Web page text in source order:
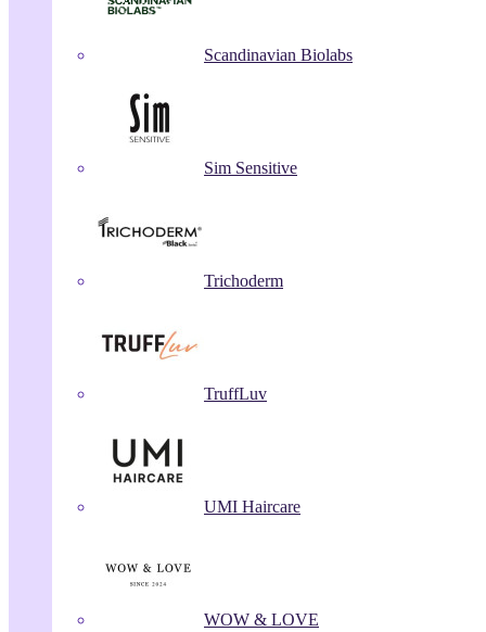
Scandinavian Biolabs
Sim Sensitive
Trichoderm
TruffLuv
UMI Haircare
WOW & LOVE